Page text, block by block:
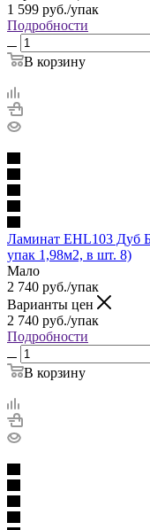
1 599 руб./упак
Подробности
В корзину
Ламинат EHL103 Дуб
упак 1,98м2, в шт. 8)
Мало
2 740 руб./упак
Варианты цен
2 740 руб./упак
Подробности
В корзину